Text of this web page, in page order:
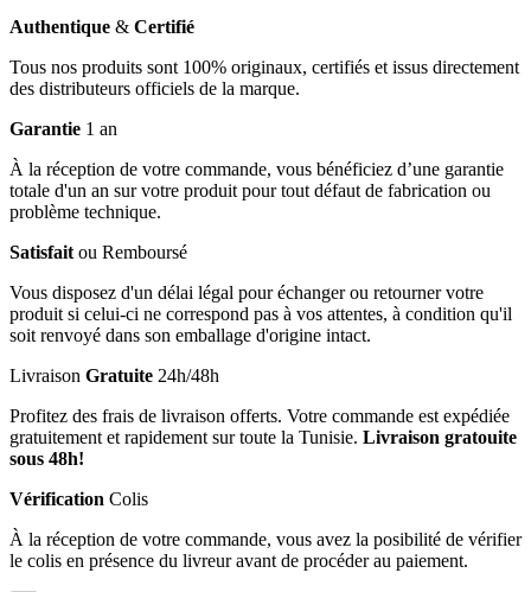
Authentique & Certifié
Tous nos produits sont 100% originaux, certifiés et issus directement
des distributeurs officiels de la marque.
Garantie 1 an
À la réception de votre commande, vous bénéficiez d’une garantie
totale d'un an sur votre produit pour tout défaut de fabrication ou
problème technique.
Satisfait ou Remboursé
Vous disposez d'un délai légal pour échanger ou retourner votre
produit si celui-ci ne correspond pas à vos attentes, à condition qu'il
soit renvoyé dans son emballage d'origine intact.
Livraison Gratuite 24h/48h
Profitez des frais de livraison offerts. Votre commande est expédiée
gratuitement et rapidement sur toute la Tunisie. Livraison gratouite
sous 48h!
Vérification Colis
À la réception de votre commande, vous avez la posibilité de vérifier
le colis en présence du livreur avant de procéder au paiement.